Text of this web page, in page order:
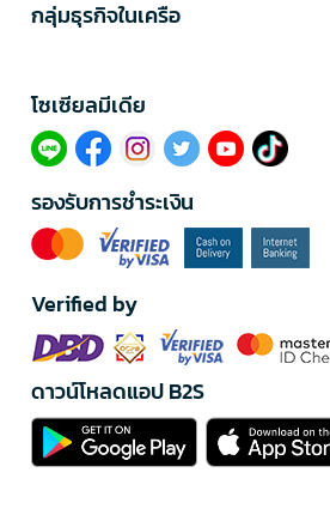
กลุ่มธุรกิจในเครือ
โซเซียลมีเดีย​
รองรับการชำระเงิน
Verified by
ดาวน์โหลดแอป B2S